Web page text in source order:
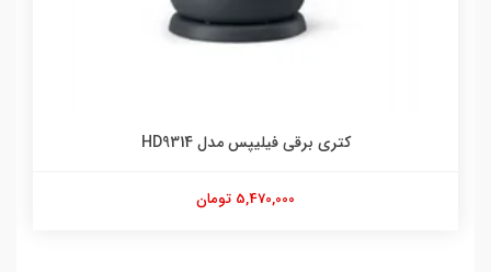
کتری برقی فیلیپس مدل HD9314
5,470,000 تومان